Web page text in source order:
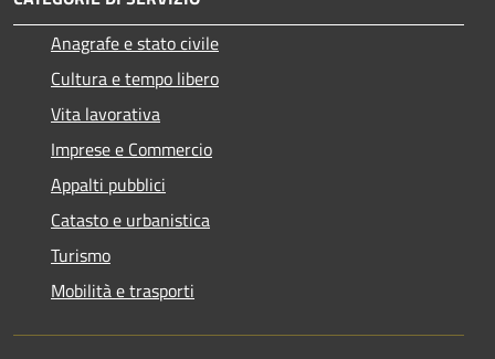
Anagrafe e stato civile
Cultura e tempo libero
Vita lavorativa
Imprese e Commercio
Appalti pubblici
Catasto e urbanistica
Turismo
Mobilità e trasporti